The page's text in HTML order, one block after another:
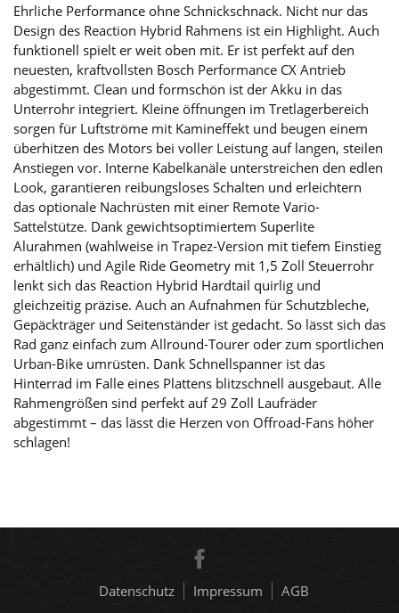
Ehrliche Performance ohne Schnickschnack. Nicht nur das
Design des Reaction Hybrid Rahmens ist ein Highlight. Auch
funktionell spielt er weit oben mit. Er ist perfekt auf den
neuesten, kraftvollsten Bosch Performance CX Antrieb
abgestimmt. Clean und formschön ist der Akku in das
Unterrohr integriert. Kleine öffnungen im Tretlagerbereich
sorgen für Luftströme mit Kamineffekt und beugen einem
überhitzen des Motors bei voller Leistung auf langen, steilen
Anstiegen vor. Interne Kabelkanäle unterstreichen den edlen
Look, garantieren reibungsloses Schalten und erleichtern
das optionale Nachrüsten mit einer Remote Vario-
Sattelstütze. Dank gewichtsoptimiertem Superlite
Alurahmen (wahlweise in Trapez-Version mit tiefem Einstieg
erhältlich) und Agile Ride Geometry mit 1,5 Zoll Steuerrohr
lenkt sich das Reaction Hybrid Hardtail quirlig und
gleichzeitig präzise. Auch an Aufnahmen für Schutzbleche,
Gepäckträger und Seitenständer ist gedacht. So lässt sich das
Rad ganz einfach zum Allround-Tourer oder zum sportlichen
Urban-Bike umrüsten. Dank Schnellspanner ist das
Hinterrad im Falle eines Plattens blitzschnell ausgebaut. Alle
Rahmengrößen sind perfekt auf 29 Zoll Laufräder
abgestimmt – das lässt die Herzen von Offroad-Fans höher
schlagen!
Datenschutz Impressum
AGB